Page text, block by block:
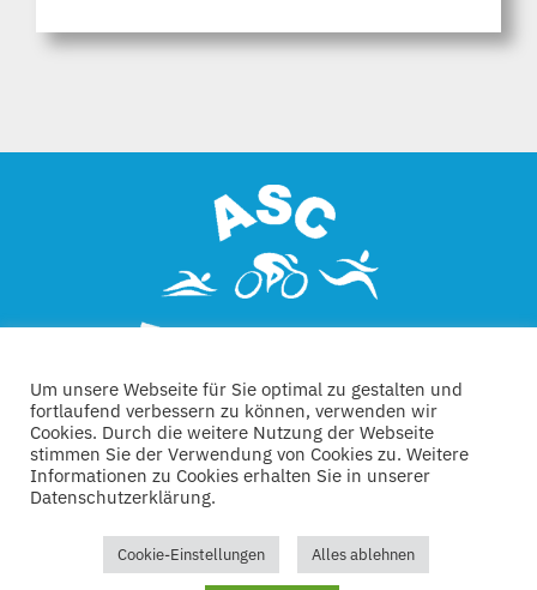
Kontakt Links Datenschutz Impressum
Um unsere Webseite für Sie optimal zu gestalten und
fortlaufend verbessern zu können, verwenden wir
Cookies. Durch die weitere Nutzung der Webseite
stimmen Sie der Verwendung von Cookies zu. Weitere
Informationen zu Cookies erhalten Sie in unserer
Datenschutzerklärung.
Cookie-Einstellungen Alles ablehnen